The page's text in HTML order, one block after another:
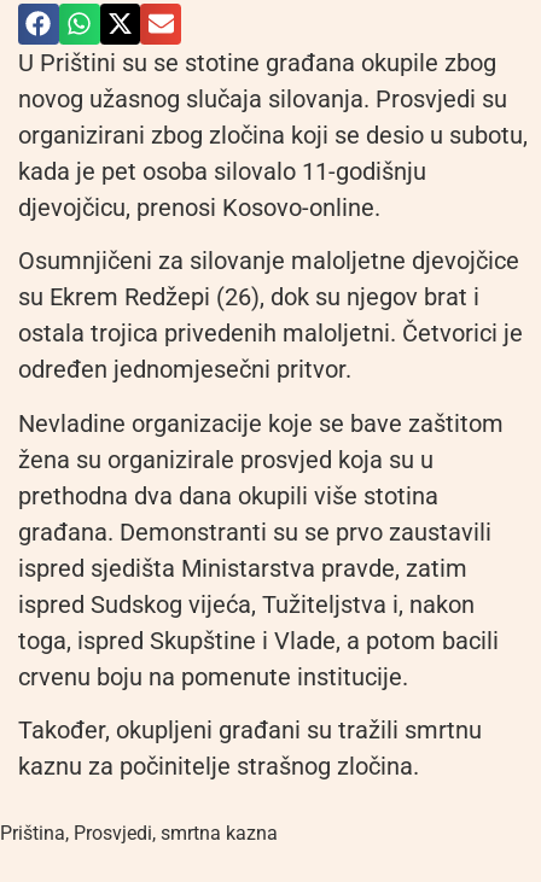
U Prištini su se stotine građana okupile zbog
novog užasnog slučaja silovanja. Prosvjedi su
organizirani zbog zločina koji se desio u subotu,
kada je pet osoba silovalo 11-godišnju
djevojčicu, prenosi Kosovo-online.
Osumnjičeni za silovanje maloljetne djevojčice
su Ekrem Redžepi (26), dok su njegov brat i
ostala trojica privedenih maloljetni. Četvorici je
određen jednomjesečni pritvor.
Nevladine organizacije koje se bave zaštitom
žena su organizirale prosvjed koja su u
prethodna dva dana okupili više stotina
građana. Demonstranti su se prvo zaustavili
ispred sjedišta Ministarstva pravde, zatim
ispred Sudskog vijeća, Tužiteljstva i, nakon
toga, ispred Skupštine i Vlade, a potom bacili
crvenu boju na pomenute institucije.
Također, okupljeni građani su tražili smrtnu
kaznu za počinitelje strašnog zločina.
Priština, Prosvjedi, smrtna kazna